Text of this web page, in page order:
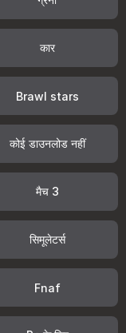
कार
Brawl stars
कोई डाउनलोड नहीं
मैच 3
सिमूलेटर्स
Fnaf